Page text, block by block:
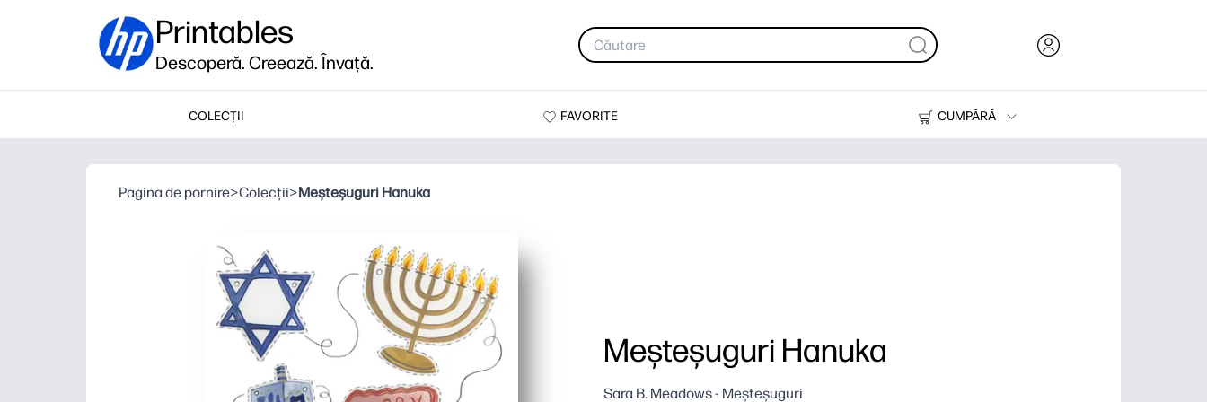
Printables
Descoperă. Creează. Învață.
COLECȚII FAVORITE
CUMPĂRĂ
Imprimante
Pagina de pornire>Colecții>Meșteșuguri Hanuka
Meșteșuguri Hanuka
Sara B. Meadows - Meșteșuguri